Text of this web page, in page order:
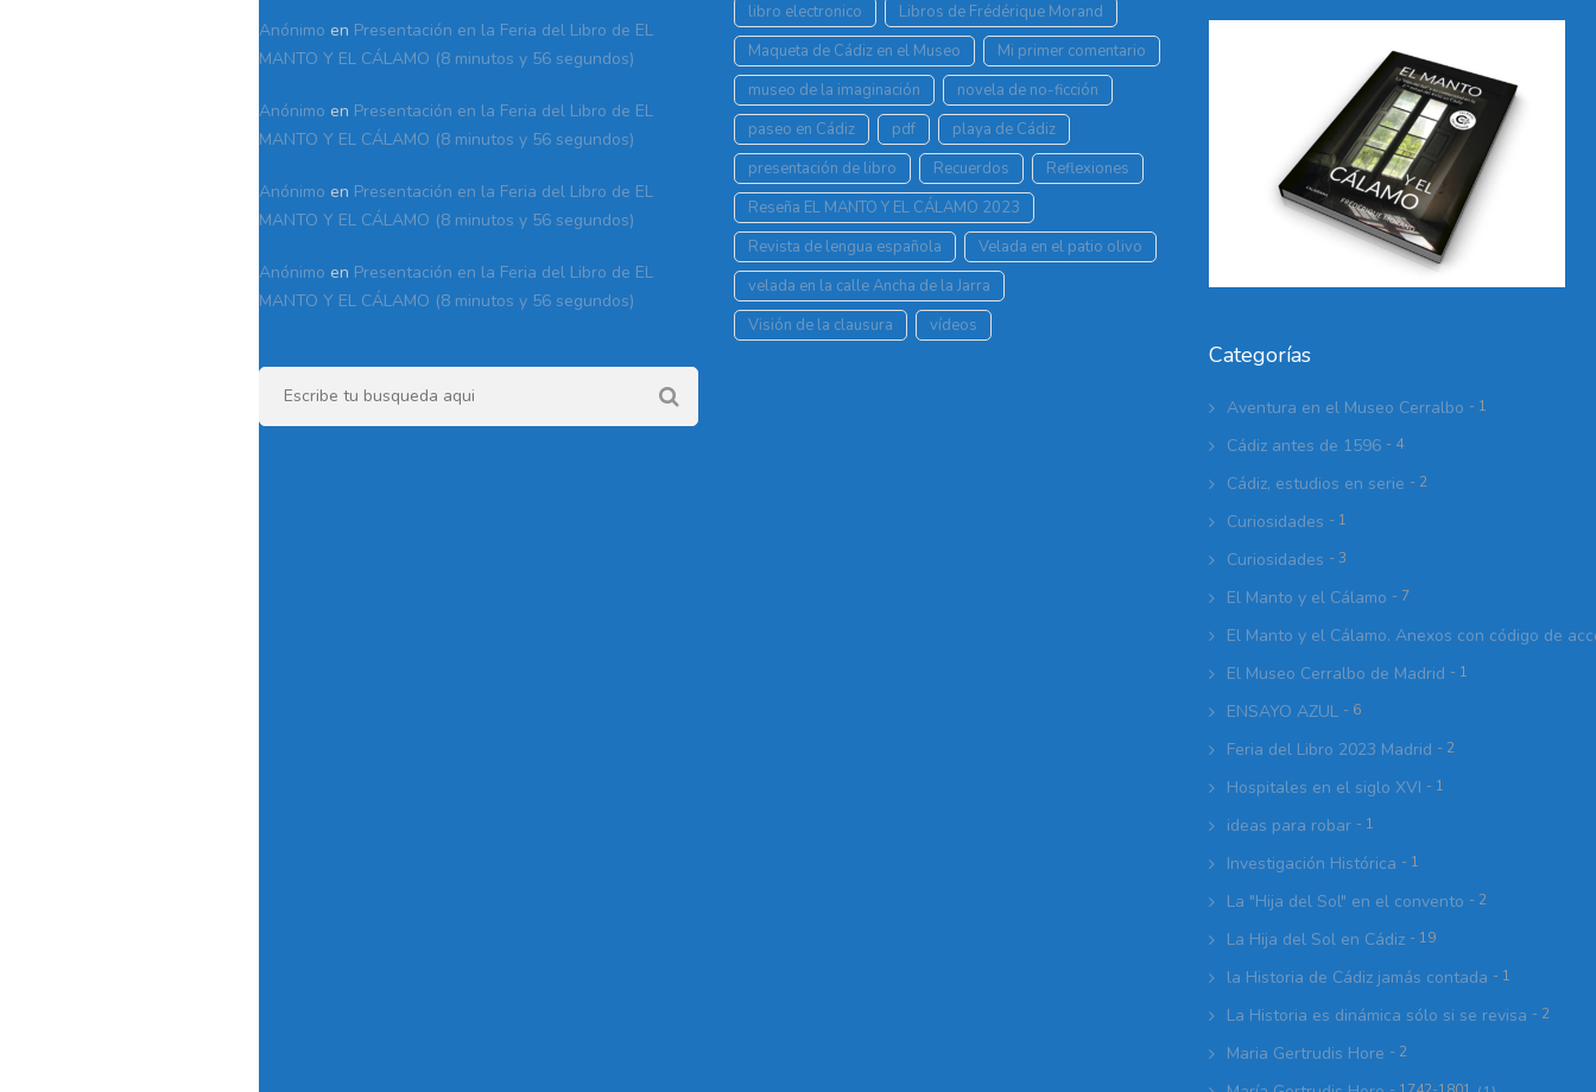
Anónimo en Presentación en la Feria del Libro de EL
MANTO Y EL CÁLAMO (8 minutos y 56 segundos)
Anónimo en Presentación en la Feria del Libro de EL
MANTO Y EL CÁLAMO (8 minutos y 56 segundos)
Anónimo en Presentación en la Feria del Libro de EL
MANTO Y EL CÁLAMO (8 minutos y 56 segundos)
Anónimo en Presentación en la Feria del Libro de EL
MANTO Y EL CÁLAMO (8 minutos y 56 segundos)
libro electronico
Libros de Frédérique Morand
Maqueta de Cádiz en el Museo
Mi primer comentario
museo de la imaginación
novela de no-ficción
paseo en Cádiz
pdf
playa de Cádiz
presentación de libro
Recuerdos
Reflexiones
Reseña EL MANTO Y EL CÁLAMO 2023
Revista de lengua española
Velada en el patio olivo
velada en la calle Ancha de la Jarra
Visión de la clausura
vídeos
Categorías
Aventura en el Museo Cerralbo - 1
Cádiz antes de 1596 - 4
Cádiz, estudios en serie - 2
Curiosidades - 1
Curiosidades - 3
El Manto y el Cálamo - 7
El Manto y el Cálamo. Anexos con código de
El Museo Cerralbo de Madrid - 1
ENSAYO AZUL - 6
Feria del Libro 2023 Madrid - 2
Hospitales en el siglo XVI - 1
ideas para robar - 1
Investigación Histórica - 1
La "Hija del Sol" en el convento - 2
La Hija del Sol en Cádiz - 19
la Historia de Cádiz jamás contada - 1
La Historia es dinámica sólo si se revisa - 2
Maria Gertrudis Hore - 2